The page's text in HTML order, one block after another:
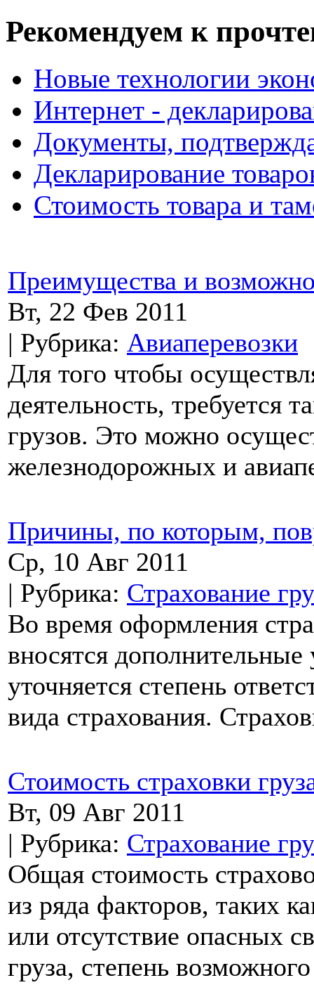
Рекомендуем к
Новые технологии
Интернет -
Документы,
Декларирование
Стоимость товара и
Преимущества и
Вт, 22 Фев 2011
| Рубрика: Авиаперевозки
Для того чтобы
деятельность, требуется
грузов. Это можно
железнодорожных и
Причины, по которым,
Ср, 10 Авг 2011
| Рубрика: Страхование
Во время оформления
вносятся
уточняется степень
вида страхования.
Стоимость страховки
Вт, 09 Авг 2011
| Рубрика: Страхование
Общая стоимость
из ряда факторов, таких
или отсутствие опасных
груза, степень